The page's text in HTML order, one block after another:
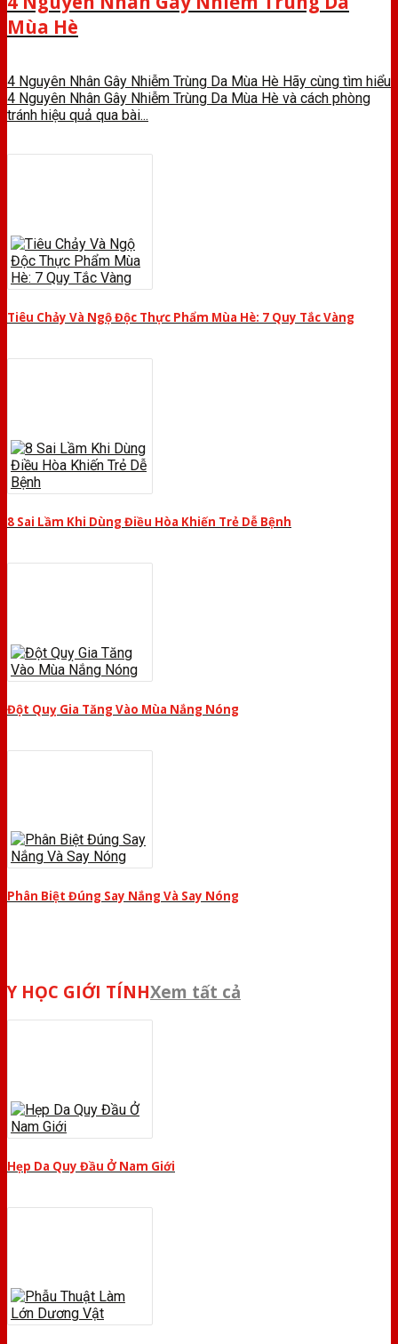
Mùa Hè
4 Nguyên Nhân Gây Nhiễm Trùng Da Mùa Hè Hãy cùng tìm hiểu
4 Nguyên Nhân Gây Nhiễm Trùng Da Mùa Hè và cách phòng
tránh hiệu quả qua bài...
Tiêu Chảy Và Ngộ Độc Thực Phẩm Mùa Hè: 7 Quy Tắc Vàng
8 Sai Lầm Khi Dùng Điều Hòa Khiến Trẻ Dễ Bệnh
Đột Quỵ Gia Tăng Vào Mùa Nắng Nóng
Phân Biệt Đúng Say Nắng Và Say Nóng
Y HỌC GIỚI TÍNHXem tất cả
Hẹp Da Quy Đầu Ở Nam Giới